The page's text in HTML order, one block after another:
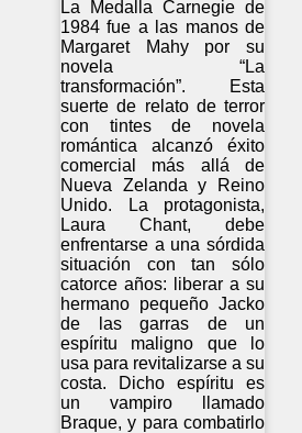
La Medalla Carnegie de
1984 fue a las manos de
Margaret Mahy por su
novela “La
transformación”. Esta
suerte de relato de terror
con tintes de novela
romántica alcanzó éxito
comercial más allá de
Nueva Zelanda y Reino
Unido. La protagonista,
Laura Chant, debe
enfrentarse a una sórdida
situación con tan sólo
catorce años: liberar a su
hermano pequeño Jacko
de las garras de un
espíritu maligno que lo
usa para revitalizarse a su
costa. Dicho espíritu es
un vampiro llamado
Braque, y para combatirlo